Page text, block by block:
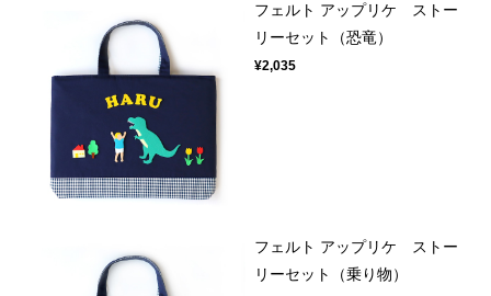
フェルト アップリケ ストー
リーセット（恐竜）
¥2,035
フェルト アップリケ ストー
リーセット（乗り物）